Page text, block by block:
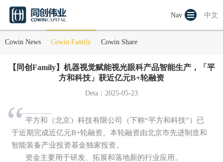
中文
Nav
Cowin News Cowin Family Cowin Share
【同创Family】机器视觉赋能视光眼科产品智能生产，「平
方和科技」获近亿元B+轮融资
Deta：2025-05-23
“平方和（北京）科技有限公司（下称“平方和科技”）已
于近期完成近亿元B+轮融资。本轮融资由北京市先进制造和
智能装备产业投资基金独家投资。
资金主要用于研发、拓展和落地新的行业应用。